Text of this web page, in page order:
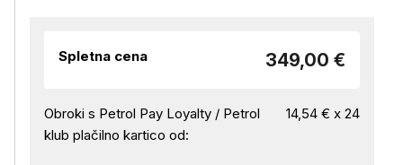
Spletna cena 349,00 €
Obroki s Petrol Pay Loyalty / Petrol
klub plačilno kartico od:
14,54 € x 24